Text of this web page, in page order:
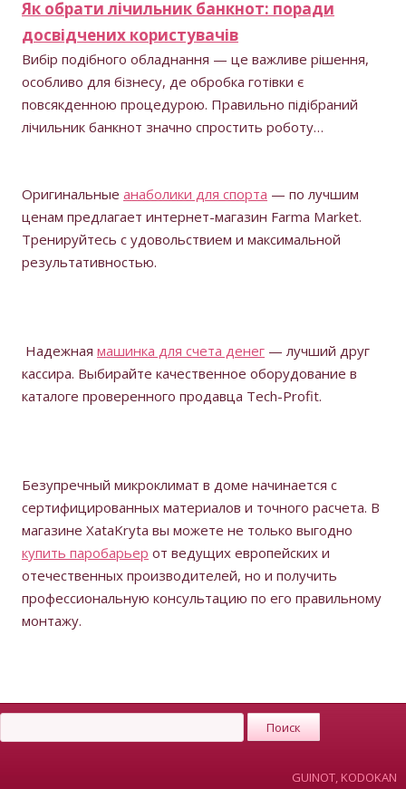
Як обрати лічильник банкнот: поради
досвідчених користувачів
Вибір подібного обладнання — це важливе рішення,
особливо для бізнесу, де обробка готівки є
повсякденною процедурою. Правильно підібраний
лічильник банкнот значно спростить роботу…
Оригинальные анаболики для спорта — по лучшим
ценам предлагает интернет-магазин Farma Market.
Тренируйтесь с удовольствием и максимальной
результативностью.
Надежная машинка для счета денег — лучший друг
кассира. Выбирайте качественное оборудование в
каталоге проверенного продавца Tech-Profit.
Безупречный микроклимат в доме начинается с
сертифицированных материалов и точного расчета. В
магазине XataKryta вы можете не только выгодно
купить паробарьер от ведущих европейских и
отечественных производителей, но и получить
профессиональную консультацию по его правильному
монтажу.
GUINOT, KODOKAN